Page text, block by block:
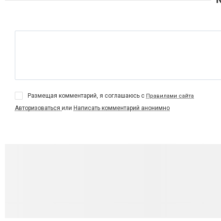
Размещая комментарий, я соглашаюсь с Правилами сайта
Авторизоваться или Написать комментарий анонимно